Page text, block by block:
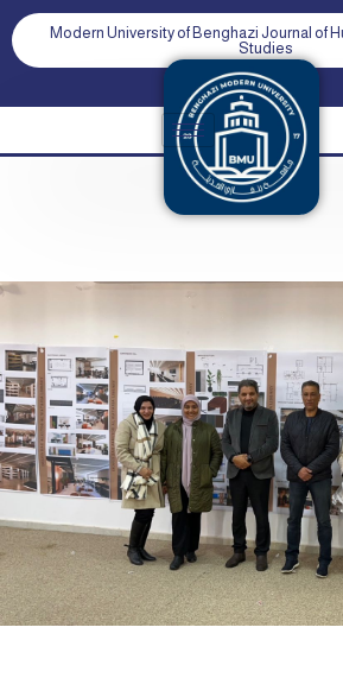
Modern University of Benghazi Journal of
Studies